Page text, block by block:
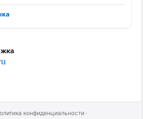
конфиденциальности ·